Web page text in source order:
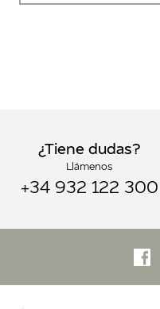
¿Tiene dudas?
Llámenos
+34 932 122 300